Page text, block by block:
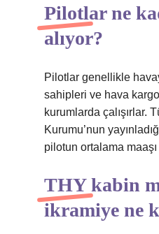
Pilotlar ne
alıyor?
Pilotlar genellikle
sahipleri ve hava
kurumlarda çalışırlar.
Kurumu’nun
pilotun ortalama
THY kabin
ikramiye ne